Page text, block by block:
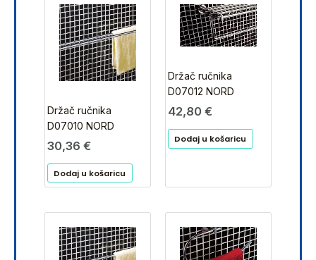
Držač ručnika
D07010 NORD
30,36 €
Dodaj u košaricu
Držač ručnika
D07012 NORD
42,80 €
Dodaj u košaricu